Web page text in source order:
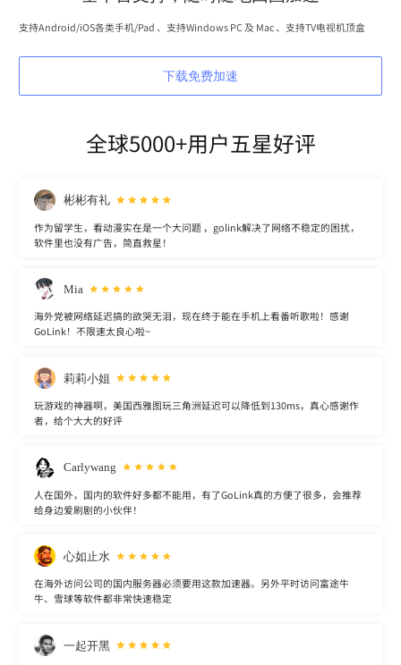
支持Android/iOS各类手机/Pad 、支持Windows PC 及 Mac 、支持TV电视机顶盒
下载免费加速
全球5000+用户五星好评
彬彬有礼
作为留学生，看动漫实在是一个大问题 ，golink解决了网络不稳定的困扰，
软件里也没有广告，简直救星！
Mia
海外党被网络延迟搞的欲哭无泪，现在终于能在手机上看番听歌啦！感谢
GoLink！不限速太良心啦~
莉莉小姐
玩游戏的神器啊，美国西雅图玩三角洲延迟可以降低到130ms，真心感谢作
者，给个大大的好评
Carlywang
人在国外，国内的软件好多都不能用，有了GoLink真的方便了很多，会推荐
给身边爱刷剧的小伙伴！
心如止水
在海外访问公司的国内服务器必须要用这款加速器。另外平时访问富途牛
牛、雪球等软件都非常快速稳定
一起开黑